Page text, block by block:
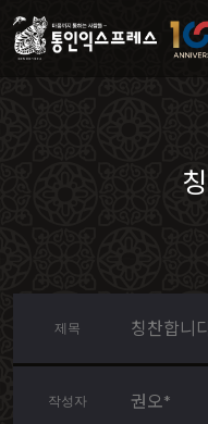
제목 칭찬합니
작성자 권오*